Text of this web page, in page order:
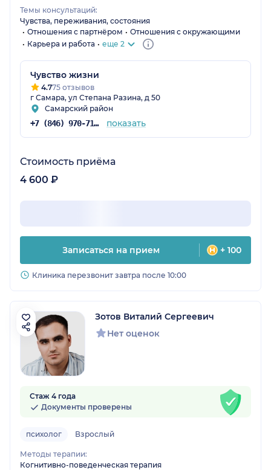
Темы консультаций:
Чувства, переживания, состояния
Отношения с партнёром
Отношения с окружающими
Карьера и работа
еще 2
Чувство жизни
4.775 отзывов
г Самара, ул Степана Разина, д 50
Самарский район
+7 (846) 970-71-40 показать
Стоимость приёма
4 600 ₽
Записаться на прием + 100
Клиника перезвонит завтра после 10:00
Зотов Виталий Сергеевич
Нет оценок
Стаж 4 года
Документы проверены
психолог Взрослый
Методы терапии:
Когнитивно-поведенческая терапия